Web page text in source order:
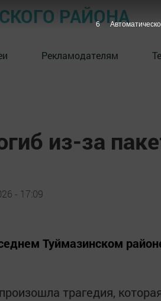
РАЙОНА
Рекламодателям
из-за
- 17:09
Туймазинском
трагедия,
5